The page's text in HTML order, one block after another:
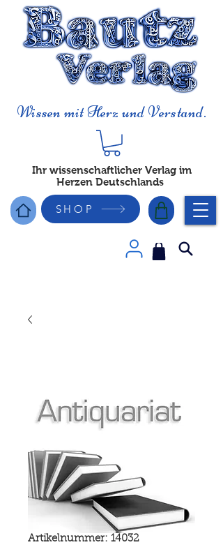
Wissen mit Herz und Verstand.
Ihr wissenschaftlicher Verlag im
Herzen Deutschlands
SHOP
Artikelnummer: 14032